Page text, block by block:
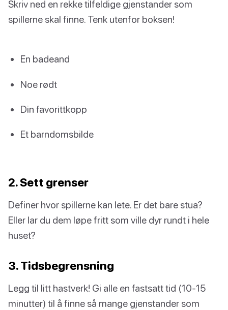
Skriv ned en rekke tilfeldige gjenstander som
spillerne skal finne. Tenk utenfor boksen!
En badeand
Noe rødt
Din favorittkopp
Et barndomsbilde
2. Sett grenser
Definer hvor spillerne kan lete. Er det bare stua?
Eller lar du dem løpe fritt som ville dyr rundt i hele
huset?
3. Tidsbegrensning
Legg til litt hastverk! Gi alle en fastsatt tid (10-15
minutter) til å finne så mange gjenstander som